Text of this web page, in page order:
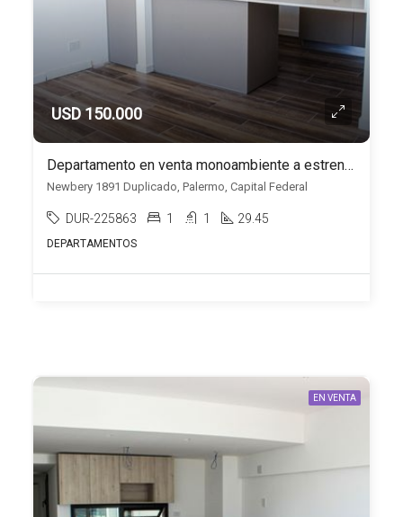
USD 150.000
Departamento en venta monoambiente a estrenar en Palermo
Newbery 1891 Duplicado, Palermo, Capital Federal
DUR-225863 1 1 29.45
DEPARTAMENTOS
EN VENTA